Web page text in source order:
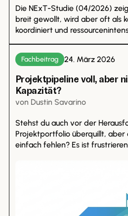
Die NExT-Studie (04/2026)
breit gewollt, wird aber oft als
koordiniert und
Operationalisierung. Wir leiten
Länder intermediäre
brauchen – und warum
Rolle übernimmt.
Fachbeitrag 24. März 2026
Projektpipeline voll, aber
Kapazität?
von Dustin Savarino
Stehst du auch vor der
Projektportfolio überquillt, aber
einfach fehlen? Es ist
Beitrag zeigen wir dir, wie du
Unterstützung neue Impulse
eine freie Stelle warten zu
inspirieren und entdecke neue